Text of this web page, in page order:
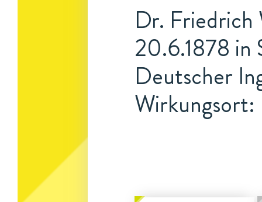
Dr. Friedrich
20.6.1878 in
Deutscher